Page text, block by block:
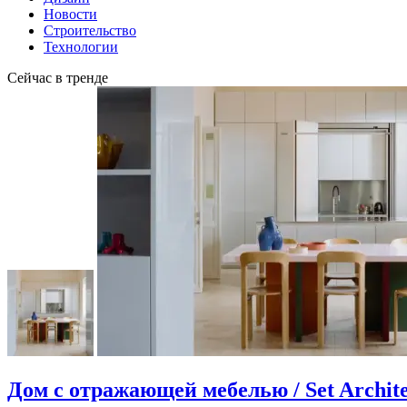
Новости
Строительство
Технологии
Сейчас в тренде
Дом с отражающей мебелью / Set